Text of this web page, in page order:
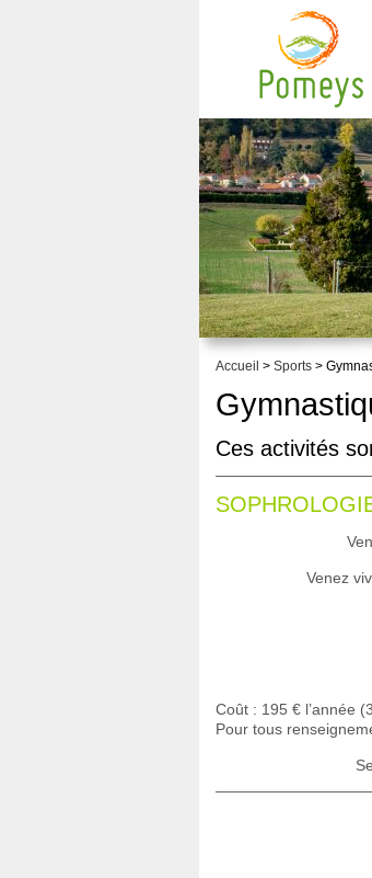
Accueil > Sports >
Ces activités
Venez
Coût : 195 € l’année
Pour tous